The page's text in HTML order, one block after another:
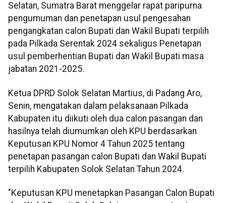
Selatan, Sumatra Barat menggelar rapat paripurna
pengumuman dan penetapan usul pengesahan
pengangkatan calon Bupati dan Wakil Bupati terpilih
pada Pilkada Serentak 2024 sekaligus Penetapan
usul pemberhentian Bupati dan Wakil Bupati masa
jabatan 2021-2025.
Ketua DPRD Solok Selatan Martius, di Padang Aro,
Senin, mengatakan dalam pelaksanaan Pilkada
Kabupaten itu diikuti oleh dua calon pasangan dan
hasilnya telah diumumkan oleh KPU berdasarkan
Keputusan KPU Nomor 4 Tahun 2025 tentang
penetapan pasangan calon Bupati dan Wakil Bupati
terpilih Kabupaten Solok Selatan Tahun 2024.
"Keputusan KPU menetapkan Pasangan Calon Bupati